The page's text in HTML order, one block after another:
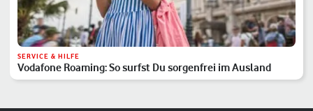
SERVICE & HILFE
Vodafone Roaming: So surfst Du sorgenfrei im Ausland